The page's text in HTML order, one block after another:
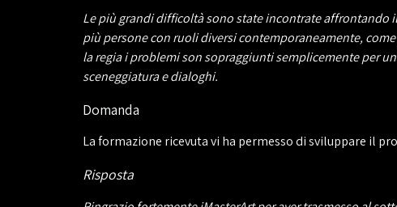
Le più grandi difficoltà sono state incontrate affrontando
più persone con ruoli diversi contemporaneamente,
la regia i problemi son sopraggiunti semplicemente per
sceneggiatura e dialoghi.
Domanda
La formazione ricevuta vi ha permesso di sviluppare il
Risposta